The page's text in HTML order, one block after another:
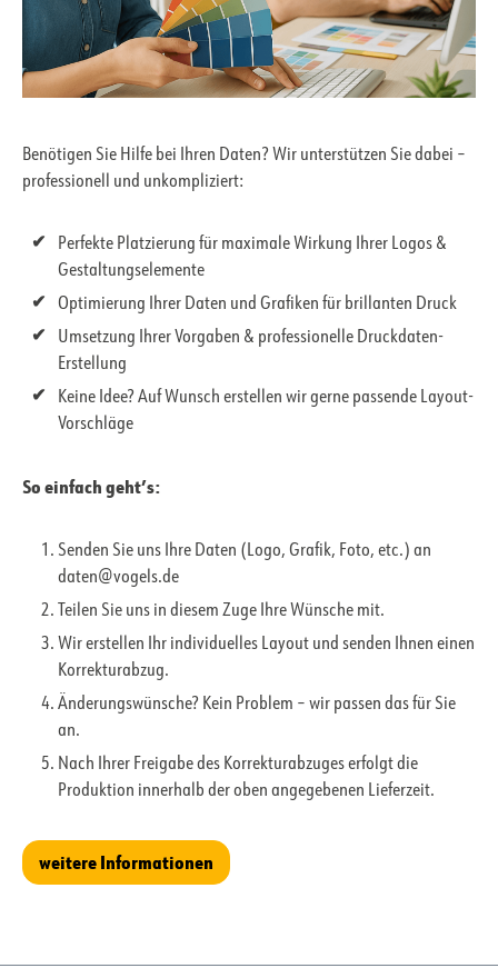
Benötigen Sie Hilfe bei Ihren Daten? Wir unterstützen Sie dabei –
professionell und unkompliziert:
Perfekte Platzierung für maximale Wirkung Ihrer Logos &
Gestaltungselemente
Optimierung Ihrer Daten und Grafiken für brillanten Druck
Umsetzung Ihrer Vorgaben & professionelle Druckdaten-
Erstellung
Keine Idee? Auf Wunsch erstellen wir gerne passende Layout-
Vorschläge
So einfach geht’s:
Senden Sie uns Ihre Daten (Logo, Grafik, Foto, etc.) an
daten@vogels.de
Teilen Sie uns in diesem Zuge Ihre Wünsche mit.
Wir erstellen Ihr individuelles Layout und senden Ihnen einen
Korrekturabzug.
Änderungswünsche? Kein Problem – wir passen das für Sie
an.
Nach Ihrer Freigabe des Korrekturabzuges erfolgt die
Produktion innerhalb der oben angegebenen Lieferzeit.
weitere Informationen